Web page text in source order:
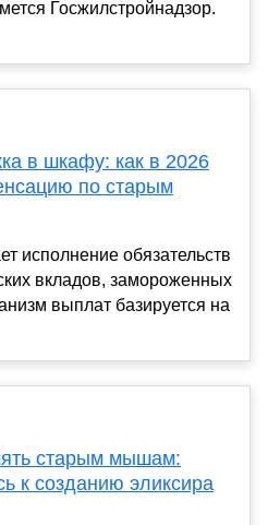
Госжилстройнадзор.
в шкафу: как в 2026
по старым
исполнение обязательств
вкладов, замороженных
выплат базируется на
старым мышам:
к созданию эликсира